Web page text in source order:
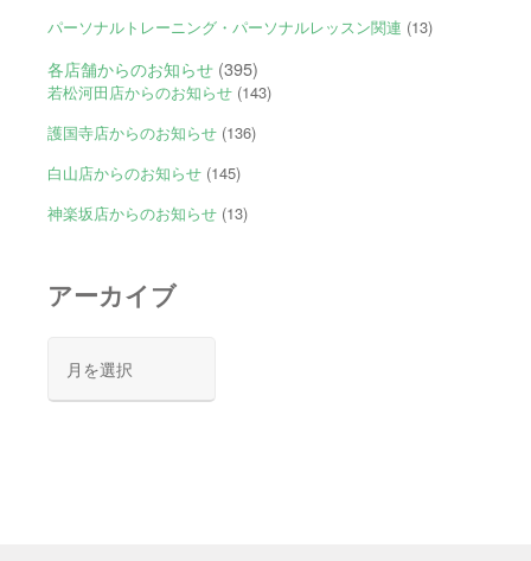
パーソナルトレーニング・パーソナルレッスン関連 (13)
各店舗からのお知らせ(395)
若松河田店からのお知らせ(143)
護国寺店からのお知らせ(136)
白山店からのお知らせ(145)
神楽坂店からのお知らせ(13)
アーカイブ
カ